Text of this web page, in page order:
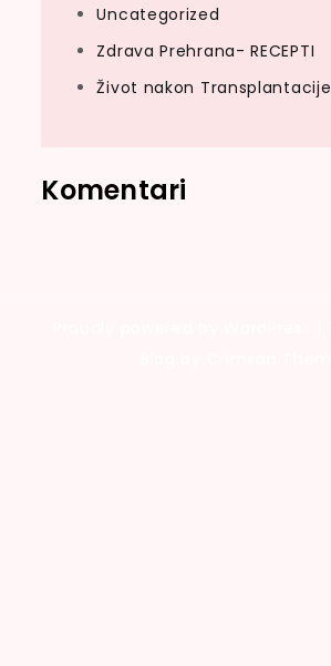
Uncategorized
Zdrava Prehrana- RECEPTI
Život nakon Transplantacije
Komentari